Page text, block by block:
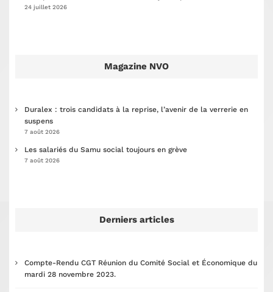
24 juillet 2026
Magazine NVO
Duralex : trois candidats à la reprise, l’avenir de la verrerie en
suspens
7 août 2026
Les salariés du Samu social toujours en grève
7 août 2026
Derniers articles
Compte-Rendu CGT Réunion du Comité Social et Économique du
mardi 28 novembre 2023.